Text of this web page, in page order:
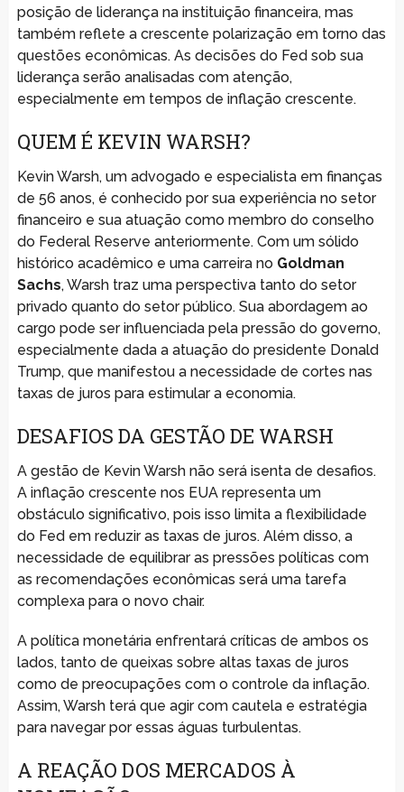
posição de liderança na instituição financeira, mas
também reflete a crescente polarização em torno das
questões econômicas. As decisões do Fed sob sua
liderança serão analisadas com atenção,
especialmente em tempos de inflação crescente.
QUEM É KEVIN WARSH?
Kevin Warsh, um advogado e especialista em finanças
de 56 anos, é conhecido por sua experiência no setor
financeiro e sua atuação como membro do conselho
do Federal Reserve anteriormente. Com um sólido
histórico acadêmico e uma carreira no Goldman
Sachs, Warsh traz uma perspectiva tanto do setor
privado quanto do setor público. Sua abordagem ao
cargo pode ser influenciada pela pressão do governo,
especialmente dada a atuação do presidente Donald
Trump, que manifestou a necessidade de cortes nas
taxas de juros para estimular a economia.
DESAFIOS DA GESTÃO DE WARSH
A gestão de Kevin Warsh não será isenta de desafios.
A inflação crescente nos EUA representa um
obstáculo significativo, pois isso limita a flexibilidade
do Fed em reduzir as taxas de juros. Além disso, a
necessidade de equilibrar as pressões políticas com
as recomendações econômicas será uma tarefa
complexa para o novo chair.
A política monetária enfrentará críticas de ambos os
lados, tanto de queixas sobre altas taxas de juros
como de preocupações com o controle da inflação.
Assim, Warsh terá que agir com cautela e estratégia
para navegar por essas águas turbulentas.
A REAÇÃO DOS MERCADOS À